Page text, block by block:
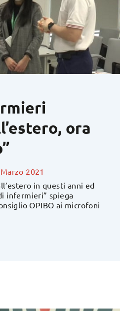
ora
2021
in questi anni ed
infermieri” spiega
OPIBO ai microfoni